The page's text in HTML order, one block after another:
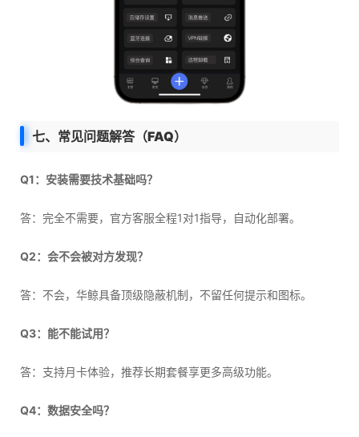
七、常见问题解答（FAQ）
Q1：安装需要技术基础吗？
答：完全不需要，官方客服全程1对1指导，自动化部署。
Q2：会不会被对方发现？
答：不会，华鲸具备顶级隐蔽机制，不留任何提示和图标。
Q3：能不能试用？
答：支持月卡体验，推荐长期套餐享更多高级功能。
Q4：数据安全吗？